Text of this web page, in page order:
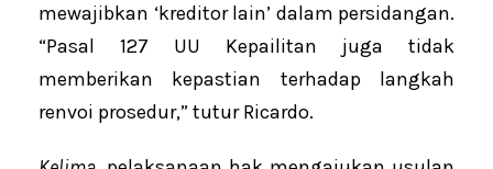
mewajibkan ‘kreditor lain’ dalam persidangan.
“Pasal 127 UU Kepailitan juga tidak
memberikan kepastian terhadap langkah
renvoi prosedur,” tutur Ricardo.